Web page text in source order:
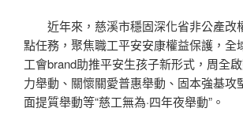
近年來，慈溪市穩固深化省非公產改
點任務，聚焦職工平安安康權益保護，全
工會brand助推平安生孩子新形式，周全
力舉動、關懷關愛普惠舉動、固本強基攻
面提質舉動等“慈工無為·四年夜舉動”。